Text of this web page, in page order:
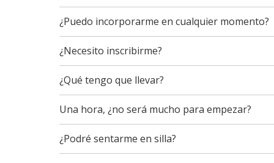
¿Puedo incorporarme en cualquier momento?
¿Necesito inscribirme?
¿Qué tengo que llevar?
Una hora, ¿no será mucho para empezar?
¿Podré sentarme en silla?